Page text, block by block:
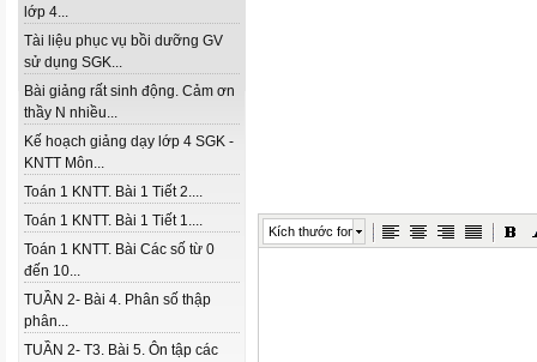
lớp 4...
Tài liệu phục vụ bồi dưỡng GV
sử dụng SGK...
Bài giảng rất sinh động. Cảm ơn
thầy N nhiều...
Kế hoạch giảng dạy lớp 4 SGK -
KNTT Môn...
Toán 1 KNTT. Bài 1 Tiết 2....
Toán 1 KNTT. Bài 1 Tiết 1....
Toán 1 KNTT. Bài Các số từ 0
đến 10...
TUẦN 2- Bài 4. Phân số thập
phân...
TUẦN 2- T3. Bài 5. Ôn tập các
Kích thước font